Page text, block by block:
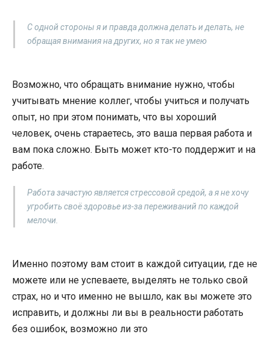
С одной стороны я и правда должна делать и делать, не
обращая внимания на других, но я так не умею
Возможно, что обращать внимание нужно, чтобы
учитывать мнение коллег, чтобы учиться и получать
опыт, но при этом понимать, что вы хороший
человек, очень стараетесь, это ваша первая работа и
вам пока сложно. Быть может кто-то поддержит и на
работе.
Работа зачастую является стрессовой средой, а я не хочу
угробить своё здоровье из-за переживаний по каждой
мелочи.
Именно поэтому вам стоит в каждой ситуации, где не
можете или не успеваете, выделять не только свой
страх, но и что именно не вышло, как вы можете это
исправить, и должны ли вы в реальности работать
без ошибок, возможно ли это